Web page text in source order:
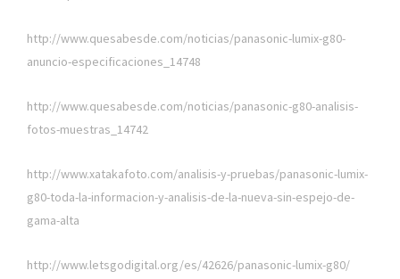
http://www.quesabesde.com/noticias/panasonic-lumix-g80-
anuncio-especificaciones_14748
http://www.quesabesde.com/noticias/panasonic-g80-analisis-
fotos-muestras_14742
http://www.xatakafoto.com/analisis-y-pruebas/panasonic-lumix-
g80-toda-la-informacion-y-analisis-de-la-nueva-sin-espejo-de-
gama-alta
http://www.letsgodigital.org/es/42626/panasonic-lumix-g80/